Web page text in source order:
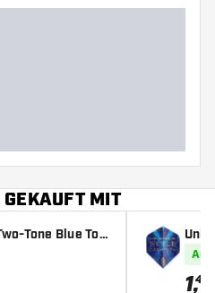
MIT
Tone Blue Top
e 6
Auf
1,45